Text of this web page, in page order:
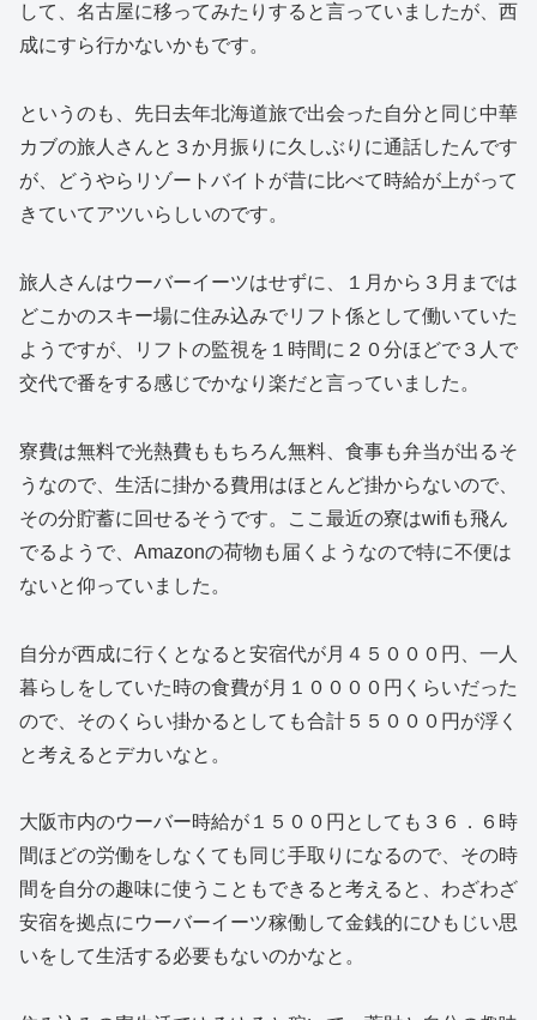
して、名古屋に移ってみたりすると言っていましたが、西
成にすら行かないかもです。
というのも、先日去年北海道旅で出会った自分と同じ中華
カブの旅人さんと３か月振りに久しぶりに通話したんです
が、どうやらリゾートバイトが昔に比べて時給が上がって
きていてアツいらしいのです。
旅人さんはウーバーイーツはせずに、１月から３月までは
どこかのスキー場に住み込みでリフト係として働いていた
ようですが、リフトの監視を１時間に２０分ほどで３人で
交代で番をする感じでかなり楽だと言っていました。
寮費は無料で光熱費ももちろん無料、食事も弁当が出るそ
うなので、生活に掛かる費用はほとんど掛からないので、
その分貯蓄に回せるそうです。ここ最近の寮はwifiも飛ん
でるようで、Amazonの荷物も届くようなので特に不便は
ないと仰っていました。
自分が西成に行くとなると安宿代が月４５０００円、一人
暮らしをしていた時の食費が月１００００円くらいだった
ので、そのくらい掛かるとしても合計５５０００円が浮く
と考えるとデカいなと。
大阪市内のウーバー時給が１５００円としても３６．６時
間ほどの労働をしなくても同じ手取りになるので、その時
間を自分の趣味に使うこともできると考えると、わざわざ
安宿を拠点にウーバーイーツ稼働して金銭的にひもじい思
いをして生活する必要もないのかなと。